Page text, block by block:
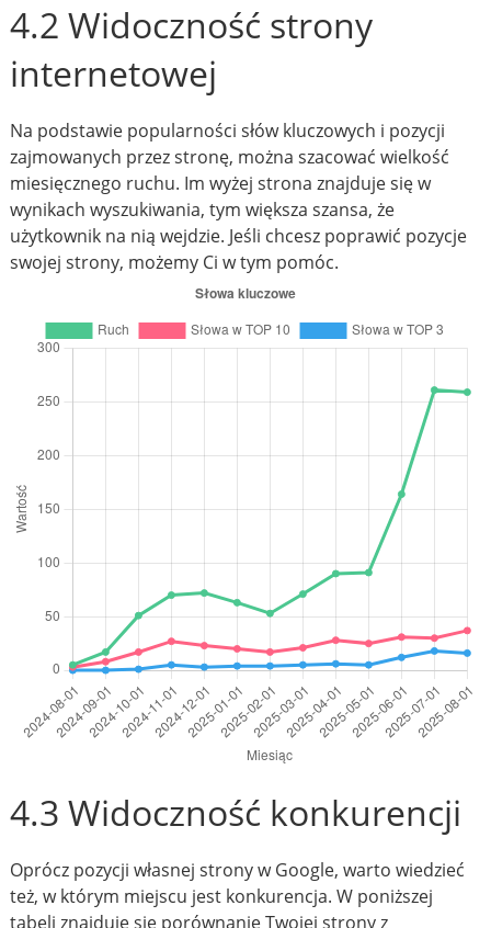
4.2 Widoczność strony
internetowej
Na podstawie popularności słów kluczowych i pozycji
zajmowanych przez stronę, można szacować wielkość
miesięcznego ruchu. Im wyżej strona znajduje się w
wynikach wyszukiwania, tym większa szansa, że
użytkownik na nią wejdzie. Jeśli chcesz poprawić pozycje
swojej strony, możemy Ci w tym pomóc.
4.3 Widoczność konkurencji
Oprócz pozycji własnej strony w Google, warto wiedzieć
też, w którym miejscu jest konkurencja. W poniższej
tabeli znajduje się porównanie Twojej strony z